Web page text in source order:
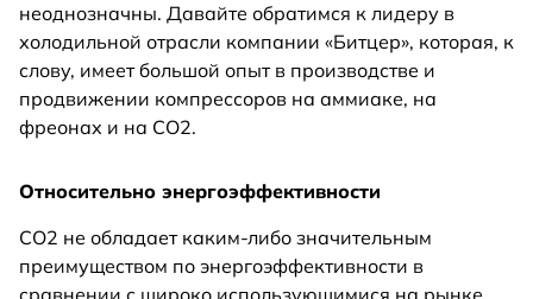
неоднозначны. Давайте обратимся к лидеру в
холодильной отрасли компании «Битцер», которая, к
слову, имеет большой опыт в производстве и
продвижении компрессоров на аммиаке, на
фреонах и на СО2.
Относительно энергоэффективности
СО2 не обладает каким-либо значительным
преимуществом по энергоэффективности в